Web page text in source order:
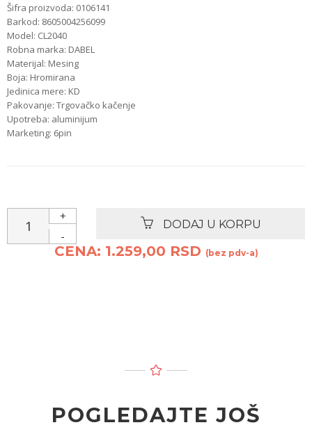
Šifra proizvoda: 0106141
Barkod: 8605004256099
Model: CL2040
Robna marka: DABEL
Materijal: Mesing
Boja: Hromirana
Jedinica mere: KD
Pakovanje: Trgovačko kačenje
Upotreba: aluminijum
Marketing: 6pin
+
-
DODAJ U KORPU
CENA: 1.259,00 RSD (bez pdv-a)
POGLEDAJTE JOŠ